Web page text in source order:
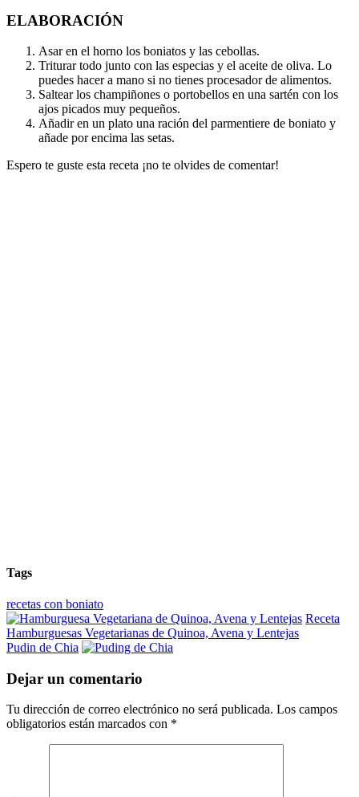
ELABORACIÓN
Asar en el horno los boniatos y las cebollas.
Triturar todo junto con las especias y el aceite de oliva. Lo
puedes hacer a mano si no tienes procesador de alimentos.
Saltear los champiñones o portobellos en una sartén con los
ajos picados muy pequeños.
Añadir en un plato una ración del parmentiere de boniato y
añade por encima las setas.
Espero te guste esta receta ¡no te olvides de comentar!
Tags
recetas con boniato
Receta
Hamburguesas Vegetarianas de Quinoa, Avena y Lentejas
Pudin de Chia
Dejar un comentario
Tu dirección de correo electrónico no será publicada. Los campos
obligatorios están marcados con *